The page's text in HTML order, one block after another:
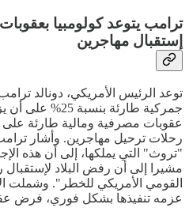
ترامب يتوعد كولومبيا
إستقبال مهاجرين
توعد الرئيس الأمريكي، دونالد
جمركية طارئة
عقوبات مصرفية ومالية طارئة على
رحلات ترحيل مهاجرين. وأشار
"تروث" التي يملكها، إلى أن هذه
مشيرا إلى أن رفض البلاد
القومي الأمريكي للخطر". وشملت
عزمه تنفيذها بشكل فوري، فرض